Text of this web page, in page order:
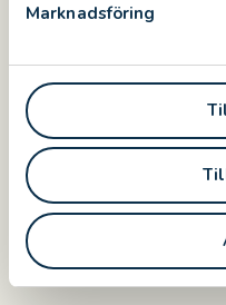
Marknadsföring
KONTAKTA CAROLINE
010-357 05 35
För bokning